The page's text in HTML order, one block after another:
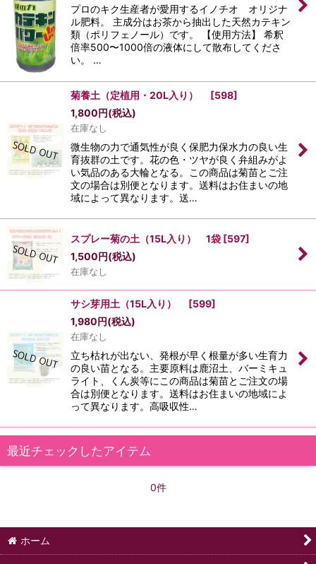
プロのキク生産者が愛用するイノチオ オリジナ
ル肥料。 主成分はお茶から抽出した天然カテキン
類（ポリフェノール）です。 【使用方法】 希釈
倍率500〜1000倍の液体にして散布してくださ
い。 …
菊養土（定植用・20L入り） [598]
1,800円(税込)
在庫なし
微生物の力で通気性が良く保肥力保水力の良い生
育抜群の土です。花の色・ツヤが良く弁組みがよ
い気品のある大輪となる。この商品は菊苗とご注
文の場合は別便となります。送料はお住まいの地
域によって異なります。送…
スプレー菊の土（15L入り） 1袋 [597]
1,500円(税込)
在庫なし
サシ芽用土（15L入り） [599]
1,980円(税込)
在庫なし
立ち枯れが出ない、発根が早く根量が多い生育力
の良い苗となる。主要原料は鹿沼土、バーミキュ
ライト、くん炭等にこの商品は菊苗とご注文の場
合は別便となります。送料はお住まいの地域によ
って異なります。高吸収性…
最近チェックしたアイテム
0件
ホーム